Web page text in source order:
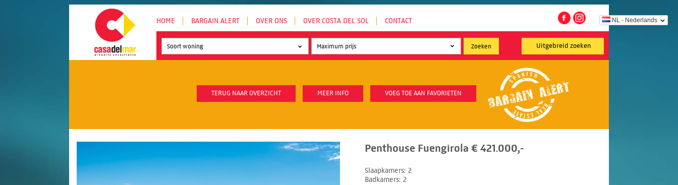
NL - Nederlands
HOME BARGAIN ALERT OVER ONS OVER COSTA DEL SOL CONTACT
Uitgebreid zoeken
Soort woning
TERUG NAAR OVERZICHT MEER INFO VOEG TOE AAN FAVORIETEN
Penthouse Fuengirola € 421.000,-
Slaapkamers 2
Badkamers 2